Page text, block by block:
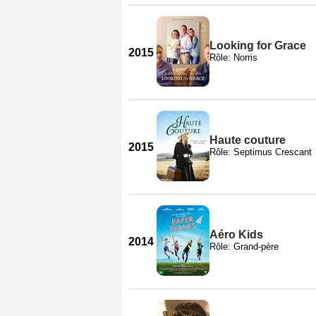
2015
Looking for Grace
Rôle: Norris
2015
Haute couture
Rôle: Septimus Crescant
2014
Aéro Kids
Rôle: Grand-père